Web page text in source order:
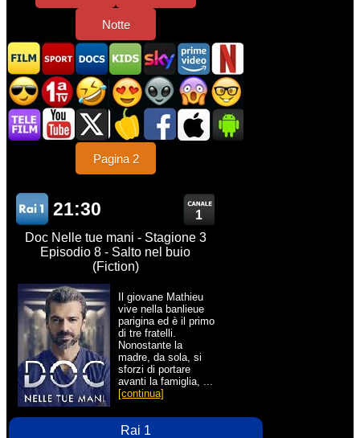
Notte
Pagina 2
21:30
1
Doc Nelle tue mani - Stagione 3
Episodio 8 - Salto nel buio
(Fiction)
Il giovane Mathieu
vive nella banlieue
parigina ed è il primo
di tre fratelli.
Nonostante la
madre, da sola, si
sforzi di portare
avanti la famiglia, ...
[continua]
Rai 1